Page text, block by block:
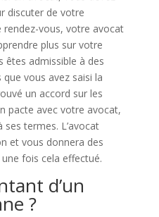
discuter de votre
vous, votre avocat
plus sur votre
êtes admissible à des
vous avez saisi la
un accord sur les
pacte avec votre avocat,
ses termes. L’avocat
et vous donnera des
fois cela effectué.
d’un
?